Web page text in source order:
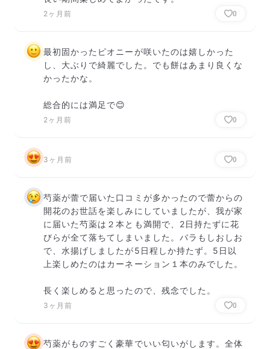
2ヶ月前 0
最初固かったピオニーが咲いたのは嬉しかった
し、大ぶりで綺麗でした。でも餅はあまり良くな
かったかな。
総合的には満足で😊
2ヶ月前 0
3ヶ月前 0
芍薬が蕾で届いた口コミが多かったので蕾からの
開花のお世話を楽しみにしていましたが、我が家
に届いた芍薬は２本とも満開で、2日持たずに花
びらが全て落ちてしまいました。バラもしおしお
で、水揚げしましたが5日程しか持たず。5日以
上楽しめたのはカーネーション１本のみでした。
長く楽しめると思ったので、残念でした。
3ヶ月前 0
芍薬がものすごく豪華でいい匂いがします。全体